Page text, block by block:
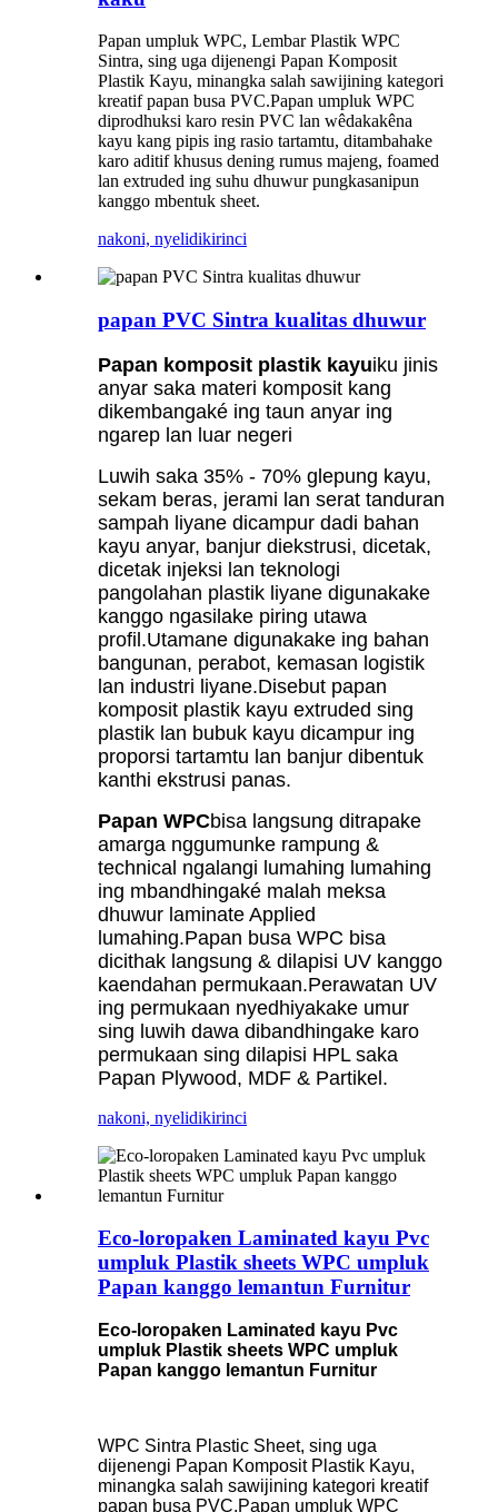
Papan umpluk WPC, Lembar Plastik WPC
Sintra, sing uga dijenengi Papan Komposit
Plastik Kayu, minangka salah sawijining kategori
kreatif papan busa PVC.Papan umpluk WPC
diprodhuksi karo resin PVC lan wêdakakêna
kayu kang pipis ing rasio tartamtu, ditambahake
karo aditif khusus dening rumus majeng, foamed
lan extruded ing suhu dhuwur pungkasanipun
kanggo mbentuk sheet.
nakoni, nyelidikirinci
papan PVC Sintra kualitas dhuwur
Papan komposit plastik kayuiku jinis
anyar saka materi komposit kang
dikembangaké ing taun anyar ing
ngarep lan luar negeri
Luwih saka 35% - 70% glepung kayu,
sekam beras, jerami lan serat tanduran
sampah liyane dicampur dadi bahan
kayu anyar, banjur diekstrusi, dicetak,
dicetak injeksi lan teknologi
pangolahan plastik liyane digunakake
kanggo ngasilake piring utawa
profil.Utamane digunakake ing bahan
bangunan, perabot, kemasan logistik
lan industri liyane.Disebut papan
komposit plastik kayu extruded sing
plastik lan bubuk kayu dicampur ing
proporsi tartamtu lan banjur dibentuk
kanthi ekstrusi panas.
Papan WPCbisa langsung ditrapake
amarga nggumunke rampung &
technical ngalangi lumahing lumahing
ing mbandhingaké malah meksa
dhuwur laminate Applied
lumahing.Papan busa WPC bisa
dicithak langsung & dilapisi UV kanggo
kaendahan permukaan.Perawatan UV
ing permukaan nyedhiyakake umur
sing luwih dawa dibandhingake karo
permukaan sing dilapisi HPL saka
Papan Plywood, MDF & Partikel.
nakoni, nyelidikirinci
Eco-loropaken Laminated kayu Pvc
umpluk Plastik sheets WPC umpluk
Papan kanggo lemantun Furnitur
Eco-loropaken Laminated kayu Pvc
umpluk Plastik sheets WPC umpluk
Papan kanggo lemantun Furnitur
WPC Sintra Plastic Sheet, sing uga
dijenengi Papan Komposit Plastik Kayu,
minangka salah sawijining kategori kreatif
papan busa PVC.Papan umpluk WPC